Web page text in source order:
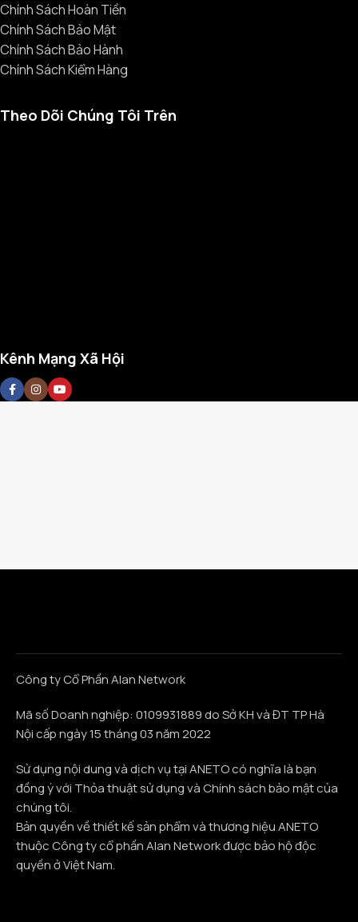
Chính Sách Hoàn Tiền
Chính Sách Bảo Mật
Chính Sách Bảo Hành
Chính Sách Kiểm Hàng
Theo Dõi Chúng Tôi Trên
Kênh Mạng Xã Hội
Công ty Cổ Phần Alan Network
Mã số Doanh nghiệp: 0109931889 do Sở KH và ĐT TP Hà
Nội cấp ngày 15 tháng 03 năm 2022
Sử dụng nội dung và dịch vụ tại ANETO có nghĩa là bạn
đồng ý với Thỏa thuật sử dụng và Chính sách bảo mật của
chúng tôi.
Bản quyền về thiết kế sản phẩm và thương hiệu ANETO
thuộc Công ty cổ phần Alan Network được bảo hộ độc
quyền ở Việt Nam.